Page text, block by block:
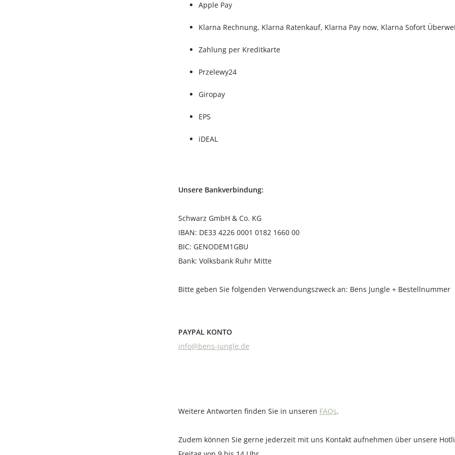
Apple Pay
Klarna Rechnung, Klarna Ratenkauf, Klarna Pay now, Klarna Sofort
Zahlung per Kreditkarte
Przelewy24
Giropay
EPS
iDEAL
Unsere Bankverbindung:
Schwarz GmbH & Co. KG
IBAN: DE33 4226 0001 0182 1660 00
BIC: GENODEM1GBU
Bank: Volksbank Ruhr Mitte
Bitte geben Sie folgenden Verwendungszweck an: Bens Jungle + Bestellnummer
PAYPAL KONTO
info@bens-jungle.de
Weitere Antworten finden Sie in unseren FAQs.
Zudem können Sie gerne jederzeit mit uns Kontakt aufnehmen über unsere